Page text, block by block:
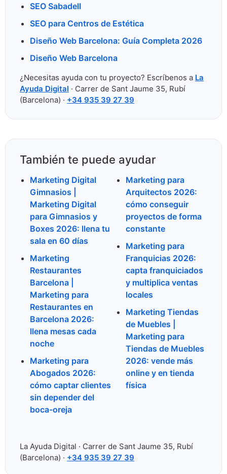
SEO Sabadell
SEO para Centros de Estética
Diseño Web Barcelona: Guía Completa 2026
Diseño Web Barcelona
¿Necesitas ayuda con tu proyecto? Escríbenos a La
Ayuda Digital · Carrer de Sant Jaume 35, Rubí
(Barcelona) · +34 935 39 27 39
También te puede ayudar
Marketing Digital
Gimnasios |
Marketing Digital
para Gimnasios y
Boxes 2026: llena tu
sala en 60 días
Marketing
Restaurantes
Barcelona |
Marketing para
Restaurantes en
Barcelona 2026:
llena mesas cada
noche
Marketing para
Abogados 2026:
cómo captar clientes
sin depender del
boca-oreja
Marketing para
Arquitectos 2026:
cómo conseguir
proyectos de forma
constante
Marketing para
Franquicias 2026:
capta franquiciados
y multiplica ventas
locales
Marketing Tiendas
de Muebles |
Marketing para
Tiendas de Muebles
2026: vende más
online y en tienda
física
La Ayuda Digital · Carrer de Sant Jaume 35, Rubí
(Barcelona) · +34 935 39 27 39